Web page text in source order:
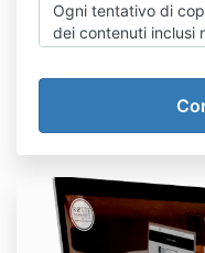
Ogni tentativo di
dei contenuti inclusi
perseguito a norma
Qualora l'acquisto
fisica del manuale,
che eventuali ritardi
essere imputati alla
possibile per
tuttavia non
ritardi causati da